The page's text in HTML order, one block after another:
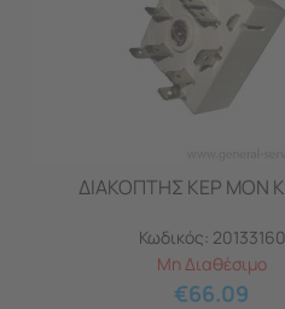
ΔΙΑΚΟΠΤΗΣ ΚΕΡ ΜΟΝ
Κωδικός: 20133160
Μη Διαθέσιμο
€66.09